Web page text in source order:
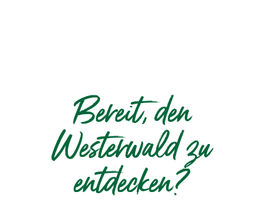
Bereit, den
Westerwald zu
entdecken?